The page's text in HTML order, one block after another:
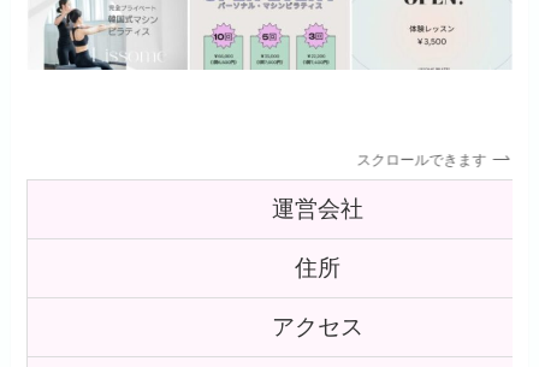
スクロールできます
運営会社
住所
アクセス